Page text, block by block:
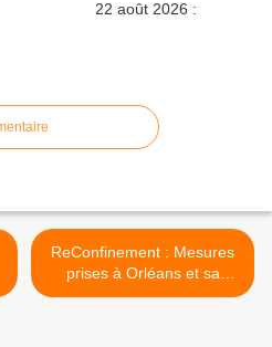
ReConfinement : Mesures
prises à Orléans et sa
métropole – Cellule d’appel